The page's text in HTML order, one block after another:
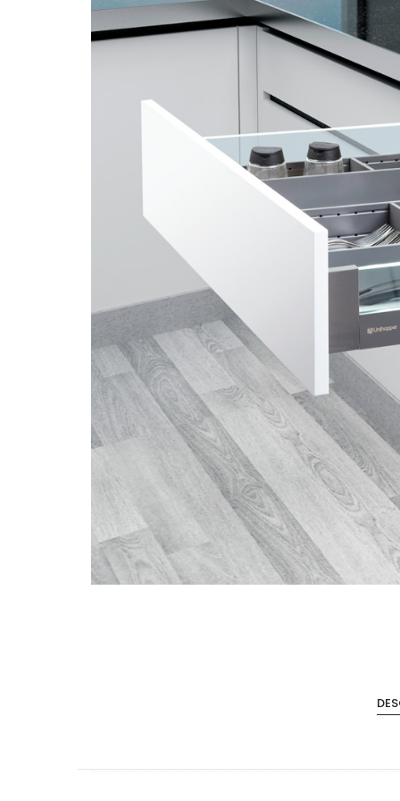
Piedra Sinterizada - Infinity
Brillante
Metal
MicroWave
Acanalados MDF